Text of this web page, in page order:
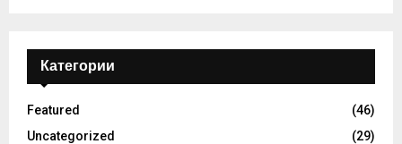
Категории
Featured
(46)
Uncategorized
(29)